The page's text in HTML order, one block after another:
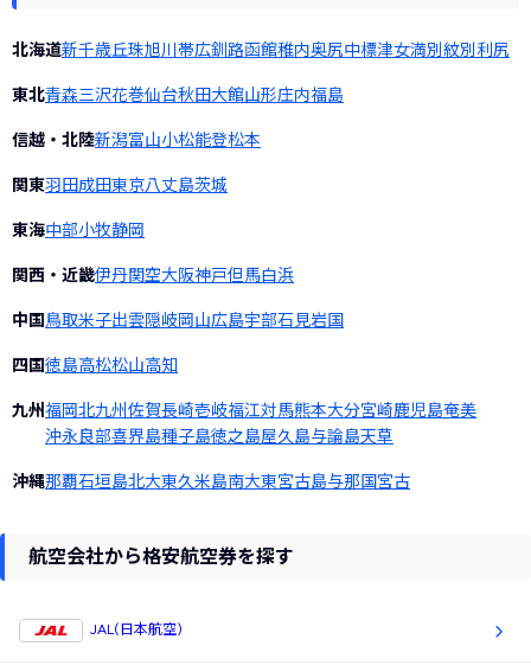
北海道新千歳丘珠旭川 帯広釧路函館稚内奥尻中標津女満別 紋別 利尻
東北青森三沢花巻仙台秋田大館山形庄内福島
信越・北陸新潟富山小松能登松本
関東羽田成田東京八丈島茨城
東海中部小牧静岡
関西・近畿伊丹関空大阪神戸但馬白浜
中国鳥取米子出雲隠岐岡山広島宇部石見岩国
四国徳島高松松山高知
九州福岡北九州佐賀長崎壱岐福江対馬熊本大分宮崎鹿児島奄美
沖永良部喜界島種子島徳之島屋久島与論島天草
沖縄那覇石垣島北大東久米島南大東宮古島与那国宮古
航空会社から格安航空券を探す
JAL(日本航空)